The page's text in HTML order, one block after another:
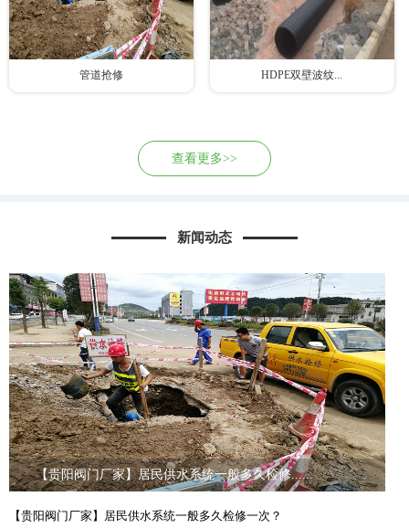
管道抢修 HDPE双壁波纹...
查看更多>>
新闻动态
【贵阳阀门厂家】居民供水系统一般多久检修......
【贵阳阀门厂家】居民供水系统一般多久检修一次？